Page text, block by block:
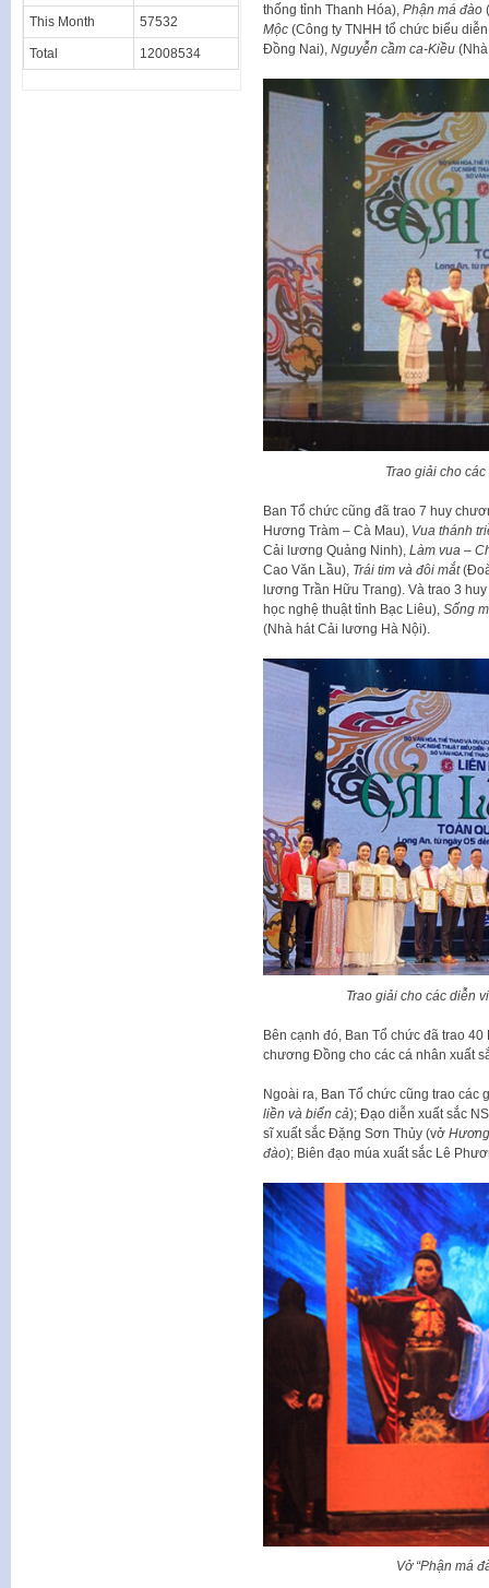
thống tỉnh Thanh Hóa), Phận má đào
Mộc(Công ty TNHH tổ chức biểu
Đồng Nai), Nguyễn cầm ca-Kiều(Nhà
Trao giải cho
Ban Tổ chức cũng đã trao 7 huy
Hương Tràm – Cà Mau), Vua thánh
Cải lương Quảng Ninh), Làm vua–
Cao Văn Lầu), Trái tim và đôi mắt
lương Trần Hữu Trang). Và trao 3
học nghệ thuật tỉnh Bạc Liêu), Sống
(Nhà hát Cải lương Hà Nội).
Trao giải cho các diễn
Bên cạnh đó, Ban Tổ chức đã trao
chương Đồng cho các cá nhân xuất
Ngoài ra, Ban Tổ chức cũng trao
liền và biển cả); Đạo diễn xuất sắc
sĩ xuất sắc Đặng Sơn Thủy (vở
đào); Biên đạo múa xuất sắc Lê
Vở “Phận má
This Month 57532
Total 12008534